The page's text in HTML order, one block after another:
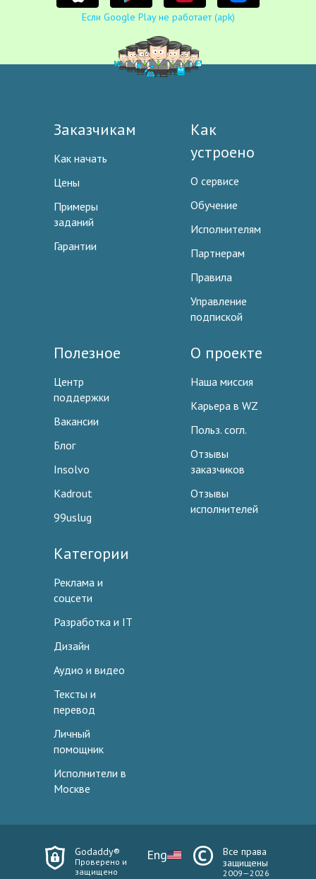
Если Google Play не работает (apk)
Заказчикам
Как начать
Цены
Примеры
заданий
Гарантии
Как
устроено
О сервисе
Обучение
Исполнителям
Партнерам
Правила
Управление
подпиской
Полезное
Центр
поддержки
Вакансии
Блог
Insolvo
Kadrout
99uslug
О проекте
Наша миссия
Карьера в WZ
Польз. согл.
Отзывы
заказчиков
Отзывы
исполнителей
Категории
Реклама и
соцсети
Разработка и IT
Дизайн
Аудио и видео
Тексты и
перевод
Личный
помощник
Исполнители в
Москве
Godaddy®
Проверено и
защищено
Eng
Все права
защищены
2009—2026